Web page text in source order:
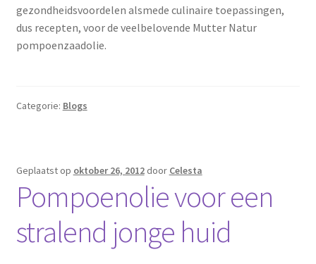
gezondheidsvoordelen alsmede culinaire toepassingen,
dus recepten, voor de veelbelovende Mutter Natur
pompoenzaadolie.
Categorie: Blogs
Geplaatst op oktober 26, 2012 door Celesta
Pompoenolie voor een
stralend jonge huid